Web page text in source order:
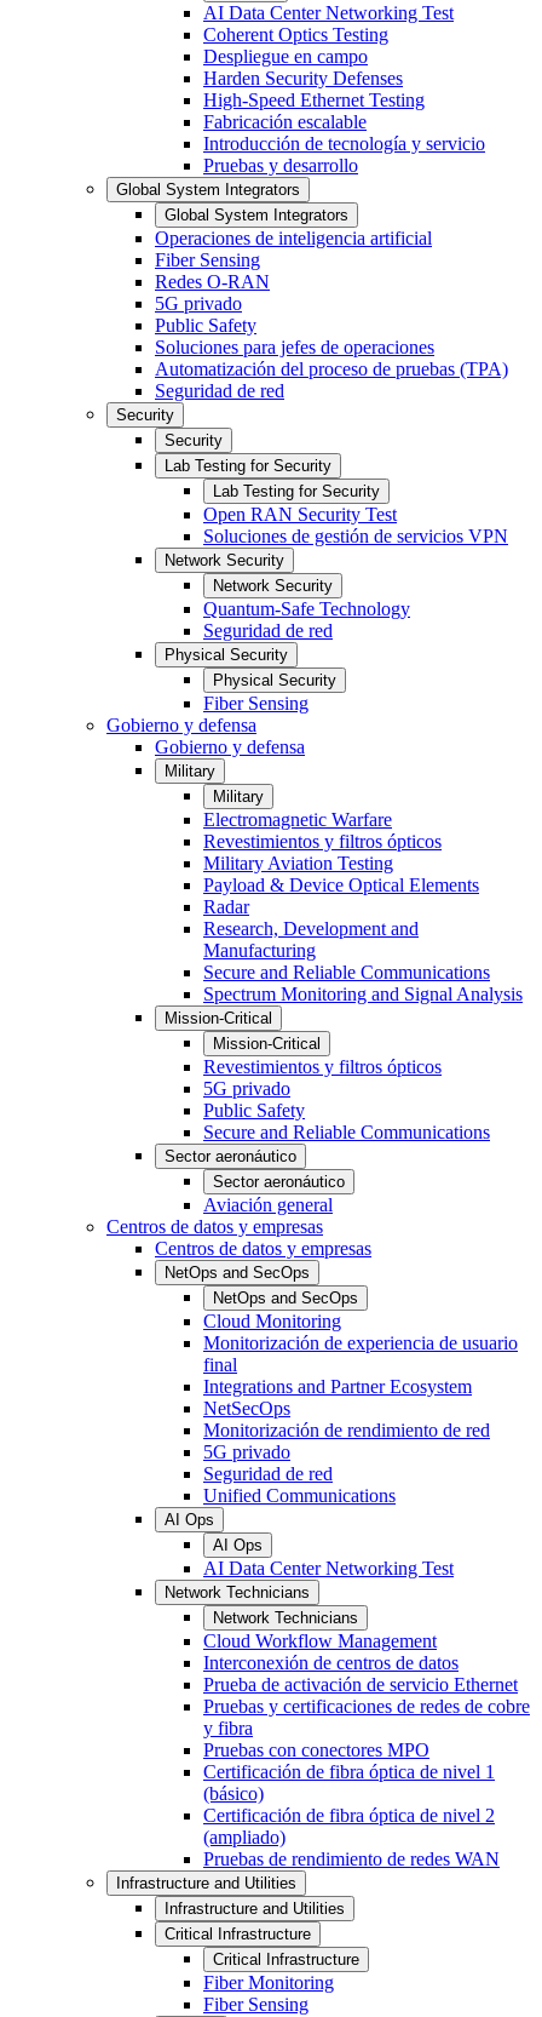
AI Data Center Networking Test
Coherent Optics Testing
Despliegue en campo
Harden Security Defenses
High-Speed Ethernet Testing
Fabricación escalable
Introducción de tecnología y servicio
Pruebas y desarrollo
Global System Integrators
Global System Integrators
Operaciones de inteligencia artificial
Fiber Sensing
Redes O-RAN
5G privado
Public Safety
Soluciones para jefes de operaciones
Automatización del proceso de pruebas (TPA)
Seguridad de red
Security
Security
Lab Testing for Security
Lab Testing for Security
Open RAN Security Test
Soluciones de gestión de servicios VPN
Network Security
Network Security
Quantum-Safe Technology
Seguridad de red
Physical Security
Physical Security
Fiber Sensing
Gobierno y defensa
Gobierno y defensa
Military
Military
Electromagnetic Warfare
Revestimientos y filtros ópticos
Military Aviation Testing
Payload & Device Optical Elements
Radar
Research, Development and
Manufacturing
Secure and Reliable Communications
Spectrum Monitoring and Signal Analysis
Mission-Critical
Mission-Critical
Revestimientos y filtros ópticos
5G privado
Public Safety
Secure and Reliable Communications
Sector aeronáutico
Sector aeronáutico
Aviación general
Centros de datos y empresas
Centros de datos y empresas
NetOps and SecOps
NetOps and SecOps
Cloud Monitoring
Monitorización de experiencia de usuario
final
Integrations and Partner Ecosystem
NetSecOps
Monitorización de rendimiento de red
5G privado
Seguridad de red
Unified Communications
AI Ops
AI Ops
AI Data Center Networking Test
Network Technicians
Network Technicians
Cloud Workflow Management
Interconexión de centros de datos
Prueba de activación de servicio Ethernet
Pruebas y certificaciones de redes de cobre
y fibra
Pruebas con conectores MPO
Certificación de fibra óptica de nivel 1
(básico)
Certificación de fibra óptica de nivel 2
(ampliado)
Pruebas de rendimiento de redes WAN
Infrastructure and Utilities
Infrastructure and Utilities
Critical Infrastructure
Critical Infrastructure
Fiber Monitoring
Fiber Sensing